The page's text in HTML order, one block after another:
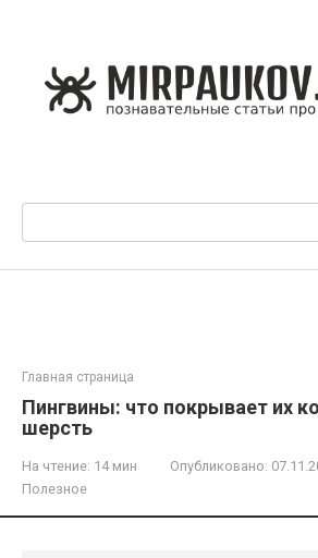
Главная страница
Пингвины: что покрывает их
шерсть
На чтение: 14 мин Опубликовано:
Полезное